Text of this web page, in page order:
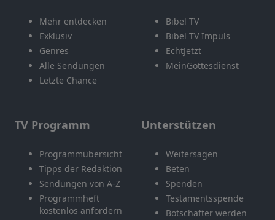
Mehr entdecken
Exklusiv
Genres
Alle Sendungen
Letzte Chance
Bibel TV
Bibel TV Impuls
EchtJetzt
MeinGottesdienst
TV Programm
Programmübersicht
Tipps der Redaktion
Sendungen von A-Z
Programmheft
kostenlos anfordern
Unterstützen
Weitersagen
Beten
Spenden
Testamentsspende
Botschafter werden